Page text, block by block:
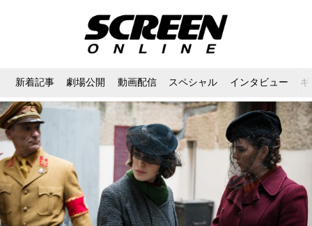
新着記事 劇場公開 動画配信 スペシャル インタビュー